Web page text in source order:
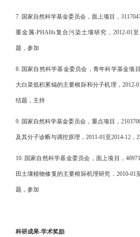
7. 国家自然科学基金委员会，面上项目，
重金属-PHAHs复合污染土壤研究， 2012-01至
题，参加
8. 国家自然科学基金委员会，青年科学基金项目
大白菜低积累镉的主要根际和分子机理， 2012-
结题，主持
9. 国家自然科学基金委员会，重点项目，
及其分子诊断与调控原理， 2011-01至2014-12，
10. 国家自然科学基金委员会，面上项目，
田土壤植物修复的主要根际机理研究， 2010-01
题，参加
科研成果-学术奖励